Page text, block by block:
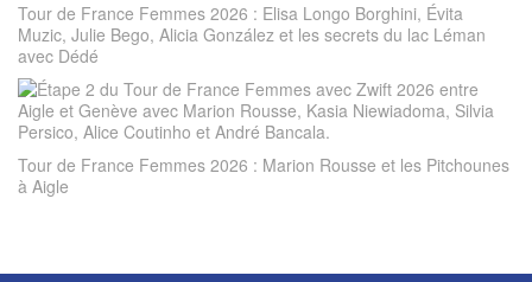
Tour de France Femmes 2026 : Elisa Longo Borghini, Évita
Muzic, Julie Bego, Alicia González et les secrets du lac Léman
avec Dédé
Tour de France Femmes 2026 : Marion Rousse et les Pitchounes
à Aigle